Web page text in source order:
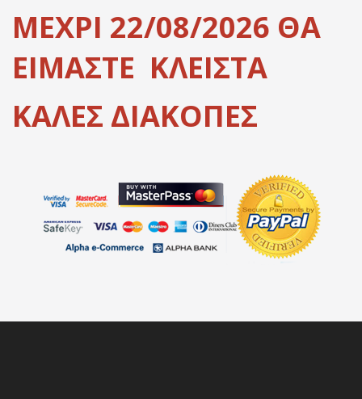
ΜΕΧΡΙ 22/08/2026 ΘΑ
ΕΙΜΑΣΤΕ ΚΛΕΙΣΤΑ
ΚΑΛΕΣ ΔΙΑΚΟΠΕΣ